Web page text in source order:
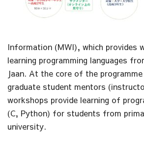
Information (MWI), which provides
learning programming languages
Jaan. At the core of the
graduate student mentors
workshops provide learning of
(C, Python) for students from
university.